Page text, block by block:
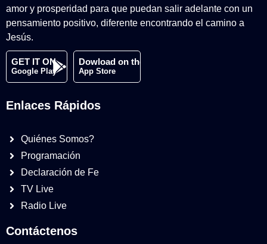
amor y prosperidad para que puedan salir adelante con un
pensamiento positivo, diferente encontrando el camino a
Jesús.
GET IT ON
Google Play
Dowload on the
App Store
Enlaces Rápidos
Quiénes Somos?
Programación
Declaración de Fe
TV Live
Radio Live
Contáctenos